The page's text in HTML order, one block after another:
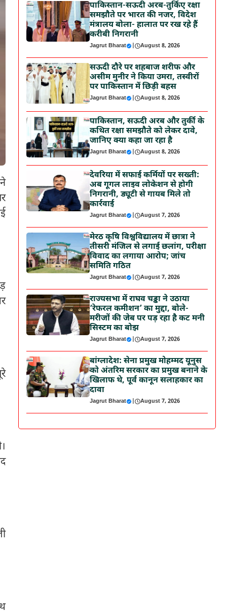
पाकिस्तान-सऊदी अरब-तुर्किए रक्षा
समझौते पर भारत की नजर, विदेश
मंत्रालय बोला- हालात पर रख रहे हैं
करीबी निगरानी
Jagrut Bharat | August 8, 2026
सऊदी दौरे पर शहबाज शरीफ और
असीम मुनीर ने किया उमरा, तस्वीरों
पर पाकिस्तान में छिड़ी बहस
Jagrut Bharat | August 8, 2026
पाकिस्तान, सऊदी अरब और तुर्की के
कथित रक्षा समझौते को लेकर दावे,
जानिए क्या कहा जा रहा है
Jagrut Bharat | August 8, 2026
देवरिया में सफाई कर्मियों पर सख्ती:
अब गूगल लाइव लोकेशन से होगी
निगरानी, ड्यूटी से गायब मिले तो
कार्रवाई
Jagrut Bharat | August 7, 2026
मेरठ कृषि विश्वविद्यालय में छात्रा ने
तीसरी मंजिल से लगाई छलांग, परीक्षा
विवाद का लगाया आरोप; जांच
समिति गठित
Jagrut Bharat | August 7, 2026
राज्यसभा में राघव चड्ढा ने उठाया
‘रेफरल कमीशन’ का मुद्दा, बोले-
मरीजों की जेब पर पड़ रहा है कट मनी
सिस्टम का बोझ
Jagrut Bharat | August 7, 2026
बांग्लादेश: सेना प्रमुख मोहम्मद यूनुस
को अंतरिम सरकार का प्रमुख बनाने के
खिलाफ थे, पूर्व कानून सलाहकार का
दावा
Jagrut Bharat | August 7, 2026